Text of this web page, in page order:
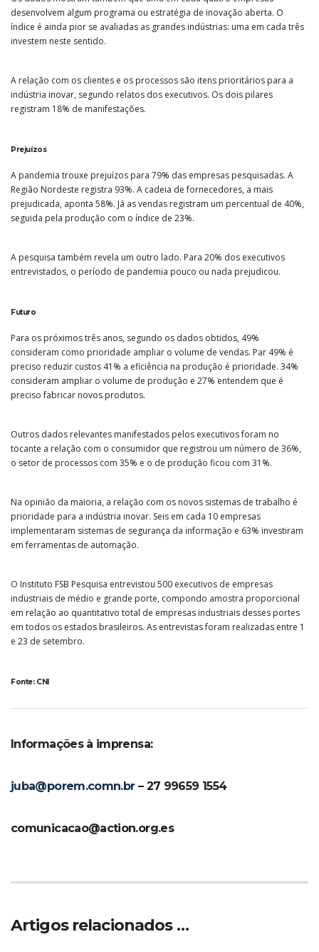
desenvolvem algum programa ou estratégia de inovação aberta. O
índice é ainda pior se avaliadas as grandes indústrias: uma em cada três
investem neste sentido.
A relação com os clientes e os processos são itens prioritários para a
indústria inovar, segundo relatos dos executivos. Os dois pilares
registram 18% de manifestações.
Prejuízos
A pandemia trouxe prejuízos para 79% das empresas pesquisadas. A
Região Nordeste registra 93%. A cadeia de fornecedores, a mais
prejudicada, aponta 58%. Já as vendas registram um percentual de 40%,
seguida pela produção com o índice de 23%.
A pesquisa também revela um outro lado. Para 20% dos executivos
entrevistados, o período de pandemia pouco ou nada prejudicou.
Futuro
Para os próximos três anos, segundo os dados obtidos, 49%
consideram como prioridade ampliar o volume de vendas. Par 49% é
preciso reduzir custos 41% a eficiência na produção é prioridade. 34%
consideram ampliar o volume de produção e 27% entendem que é
preciso fabricar novos produtos.
Outros dados relevantes manifestados pelos executivos foram no
tocante a relação com o consumidor que registrou um número de 36%,
o setor de processos com 35% e o de produção ficou com 31%.
Na opinião da maioria, a relação com os novos sistemas de trabalho é
prioridade para a indústria inovar. Seis em cada 10 empresas
implementaram sistemas de segurança da informação e 63% investiram
em ferramentas de automação.
O Instituto FSB Pesquisa entrevistou 500 executivos de empresas
industriais de médio e grande porte, compondo amostra proporcional
em relação ao quantitativo total de empresas industriais desses portes
em todos os estados brasileiros. As entrevistas foram realizadas entre 1
e 23 de setembro.
Fonte: CNI
Informações à imprensa:
juba@porem.comn.br– 27 99659 1554
comunicacao@action.org.es
Artigos relacionados …